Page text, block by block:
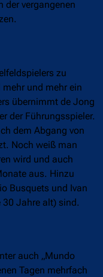
der vergangenen
zu
und mehr ein
übernimmt de Jong
der Führungsspieler.
dem Abgang von
Noch weiß man
wird und auch
aus. Hinzu
Busquets und Ivan
Jahre alt) sind.
auch „Mundo
Tagen mehrfach